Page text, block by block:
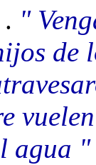
"
de
agua "